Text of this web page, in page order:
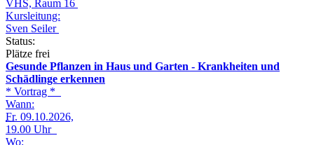
VHS, Raum 16
Kursleitung:
Sven Seiler
Status:
Plätze frei
Gesunde Pflanzen in Haus und Garten - Krankheiten und
Schädlinge erkennen
* Vortrag *
Wann:
Fr. 09.10.2026,
19.00 Uhr
Wo: